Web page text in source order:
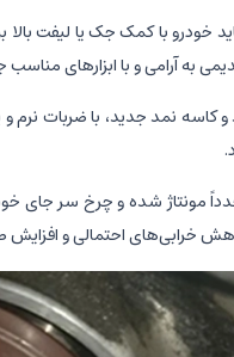
خودرو با کمک جک یا لیفت
به آرامی و با ابزارهای
نمد جدید، با ضربات نرم و
مونتاژ شده و چرخ سر جای
خرابی‌های احتمالی و